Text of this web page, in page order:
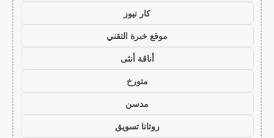
كار نيوز
موقع خبرة التقني
أناقة أنثى
متورخ
مدسن
روتانا تسويق